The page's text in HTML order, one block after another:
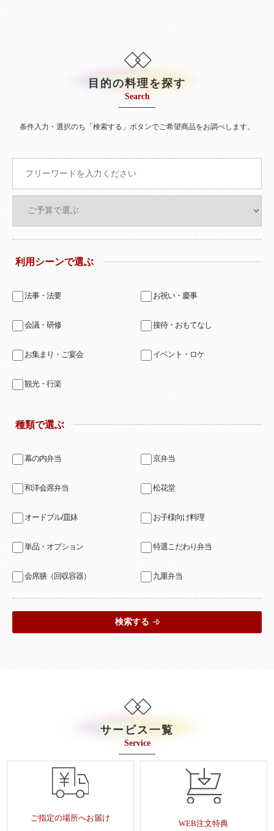
目的の料理を探す
Search
条件入力・選択のち「検索する」ボタンでご希望商品をお調べします。
利用シーンで選ぶ
法事・法要 お祝い・慶事
会議・研修 接待・おもてなし
お集まり・ご宴会 イベント・ロケ
観光・行楽
種類で選ぶ
幕の内弁当 京弁当
和洋会席弁当 松花堂
オードブル/皿鉢 お子様向け料理
単品・オプション 特選こだわり弁当
会席膳（回収容器） 九重弁当
検索する
サービス一覧
Service
ご指定の場所へお届け
WEB注文特典